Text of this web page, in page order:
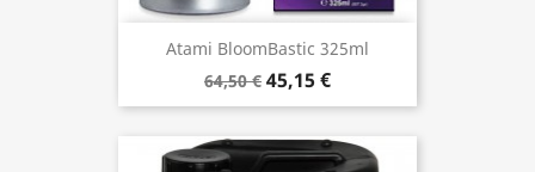
Atami BloomBastic 325ml
64,50 € 45,15 €